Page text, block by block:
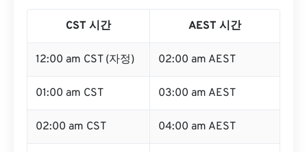
CST 시간 AEST 시간
12:00 am CST (자정) 02:00 am AEST
01:00 am CST 03:00 am AEST
02:00 am CST 04:00 am AEST